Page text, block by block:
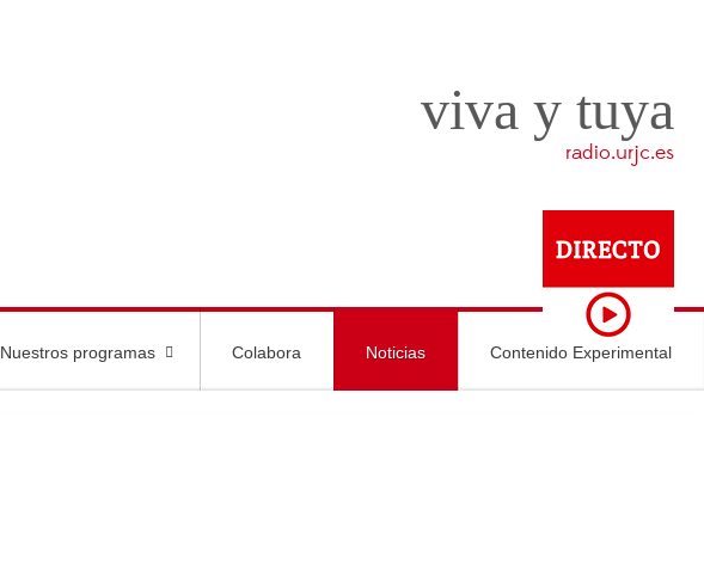
viva y tuya
radio.urjc.es
Nuestros programas Colabora Noticias Contenido Experimental